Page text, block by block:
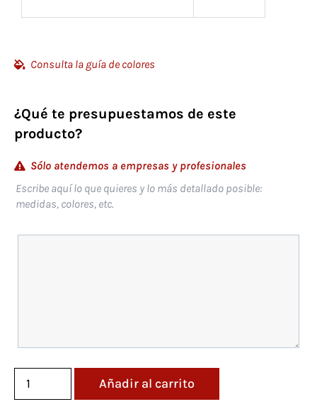
Consulta la guía de colores
¿Qué te presupuestamos de este
producto?
Sólo atendemos a empresas y profesionales
Escribe aquí lo que quieres y lo más detallado posible:
medidas, colores, etc.
Añadir al carrito